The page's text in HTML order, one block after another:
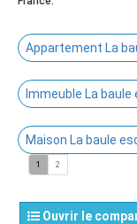
Appartement La
Immeuble La
Maison La baule
1 2
Ouvrir le